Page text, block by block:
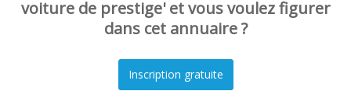
voiture de prestige' et vous voulez figurer
dans cet annuaire ?